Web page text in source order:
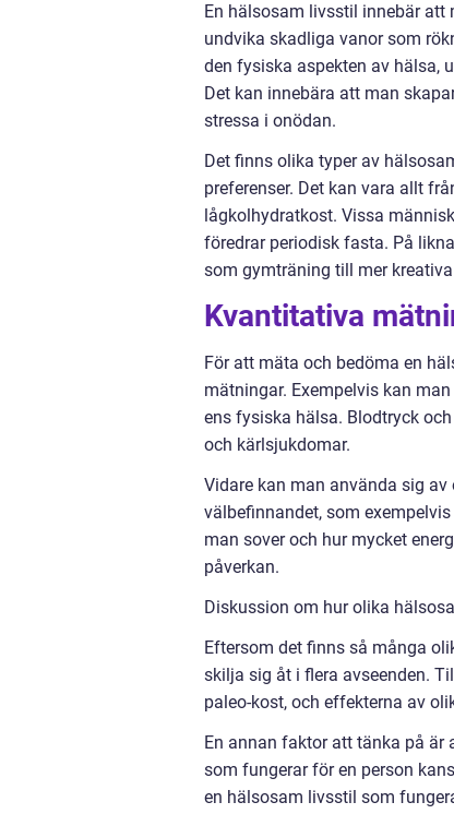
En hälsosam livsstil innebär
undvika skadliga vanor som
den fysiska aspekten av hälsa,
Det kan innebära att man
stressa i onödan.
Det finns olika typer av
preferenser. Det kan vara allt
lågkolhydratkost. Vissa
föredrar periodisk fasta. På
som gymträning till mer
Kvantitativa
För att mäta och bedöma en
mätningar. Exempelvis kan
ens fysiska hälsa. Blodtryck
och kärlsjukdomar.
Vidare kan man använda sig
välbefinnandet, som
man sover och hur mycket
påverkan.
Diskussion om hur olika
Eftersom det finns så många
skilja sig åt i flera avseenden.
paleo-kost, och effekterna av
En annan faktor att tänka på är
som fungerar för en person
en hälsosam livsstil som